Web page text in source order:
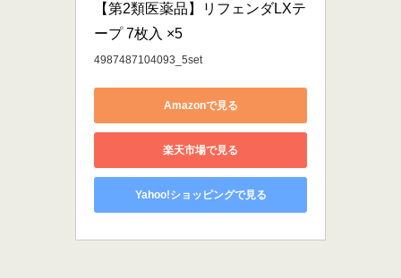
【第2類医薬品】リフェンダLXテ
ープ 7枚入 ×5
4987487104093_5set
Amazonで見る
楽天市場で見る
Yahoo!ショッピングで見る